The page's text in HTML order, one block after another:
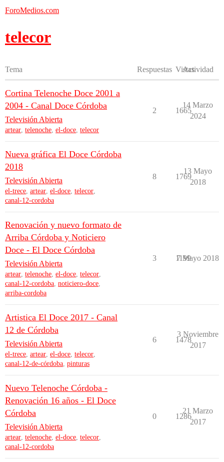
ForoMedios.com
telecor
Tema Respuestas Vistas
Actividad
Cortina Telenoche Doce 2001 a
2004 - Canal Doce Córdoba
Televisión Abierta
artear, telenoche, el-doce, telecor
2 1665
14 Marzo
2024
Nueva gráfica El Doce Córdoba
2018
Televisión Abierta
el-trece, artear, el-doce, telecor,
canal-12-cordoba
8 1769
13 Mayo
2018
Renovación y nuevo formato de
Arriba Córdoba y Noticiero
Doce - El Doce Córdoba
Televisión Abierta
artear, telenoche, el-doce, telecor,
canal-12-cordoba, noticiero-doce,
arriba-cordoba
3 1199
7 Mayo 2018
Artistica El Doce 2017 - Canal
12 de Córdoba
Televisión Abierta
el-trece, artear, el-doce, telecor,
canal-12-de-córdoba, pinturas
6 1478
3 Noviembre
2017
Nuevo Telenoche Córdoba -
Renovación 16 años - El Doce
Córdoba
Televisión Abierta
artear, telenoche, el-doce, telecor,
canal-12-cordoba
0 1286
21 Marzo
2017